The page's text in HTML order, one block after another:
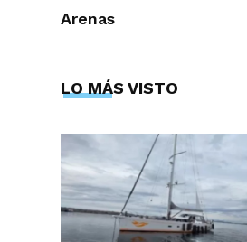
Arenas
LO MÁS VISTO